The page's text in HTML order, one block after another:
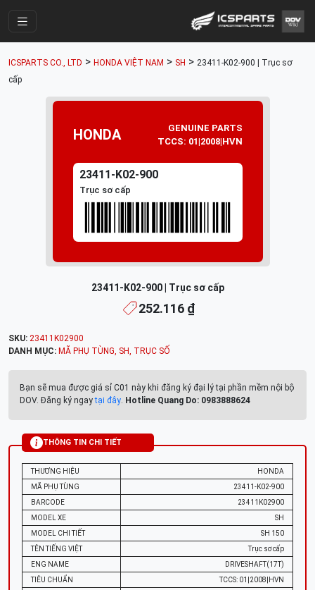
Parts Catalogue
Mã Phụ Tùng
ICSPARTS CO., LTD > HONDA VIỆT NAM > SH > 23411-K02-900 | Trục sơ
cấp
HONDA
GENUINE PARTS
TCCS: 01|2008|HVN
23411-K02-900
Trục sơ cấp
23411-K02-900 | Trục sơ cấp
252.116 ₫
SKU: 23411K02900
DANH MỤC: MÃ PHỤ TÙNG, SH, TRỤC SỐ
Bạn sẽ mua được giá sỉ C01 này khi đăng ký đại lý tại phần mềm nội bộ
DOV. Đăng ký ngaytại đây. Hotline Quang Do: 0983888624
THÔNG TIN CHI TIẾT
THƯƠNG HIỆU
HONDA
MÃ PHỤ TÙNG
23411-K02-900
BARCODE
23411K02900
MODEL XE
SH
MODEL CHI TIẾT
SH 150
TÊN TIẾNG VIỆT
Trục sơ cấp
ENG NAME
DRIVESHAFT(17T)
TIÊU CHUẨN
TCCS: 01|2008|HVN